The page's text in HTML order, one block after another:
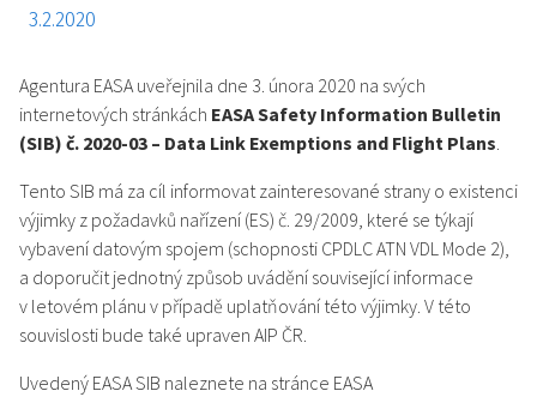
3.2.2020
Agentura EASA uveřejnila dne 3. února 2020 na svých
internetových stránkách EASA Safety Information Bulletin
(SIB) č. 2020-03 – Data Link Exemptions and Flight Plans.
Tento SIB má za cíl informovat zainteresované strany o existenci
výjimky z požadavků nařízení (ES) č. 29/2009, které se týkají
vybavení datovým spojem (schopnosti CPDLC ATN VDL Mode 2),
a doporučit jednotný způsob uvádění související informace
v letovém plánu v případě uplatňování této výjimky. V této
souvislosti bude také upraven AIP ČR.
Uvedený EASA SIB naleznete na stránce EASA